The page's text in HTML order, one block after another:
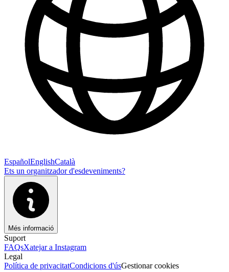
EspañolEnglishCatalà
Ets un organitzador d'esdeveniments?
Més informació
Suport
FAQsXatejar a Instagram
Legal
Política de privacitatCondicions d'úsGestionar cookies